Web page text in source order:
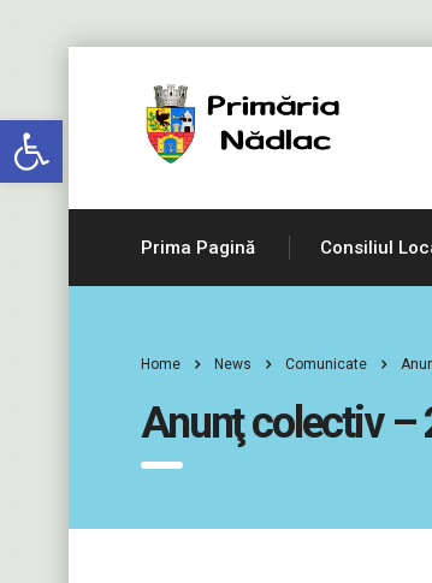
Deschide bara de unelte
Prima Pagină Consiliul
Home News Comunicate
Anunţ colectiv –